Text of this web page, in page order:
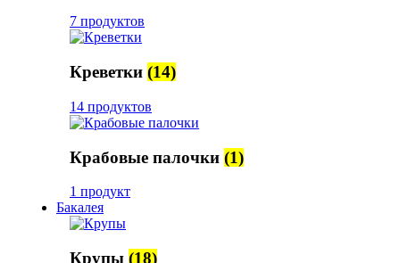
7 продуктов
Креветки (14)
14 продуктов
Крабовые палочки (1)
1 продукт
Бакалея
Крупы (18)